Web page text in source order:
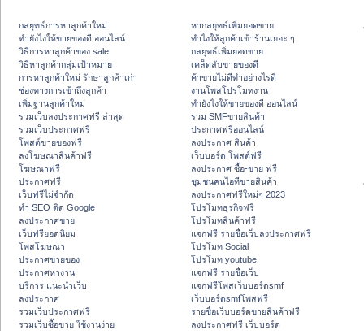
กลยุทธ์การหาลูกค้าใหม่
ทํายังไงให้ขายของดี ออนไลน์
วิธีการหาลูกค้าของ sale
วิธีหาลูกค้ากลุ่มเป้าหมาย
การหาลูกค้าใหม่ รักษาลูกค้าเก่า
ช่องทางการเข้าถึงลูกค้า
เพิ่มฐานลูกค้าใหม่
รวมเว็บลงประกาศฟรี ล่าสุด
รวมเว็บประกาศฟรี
โพสต์ขายของฟรี
ลงโฆษณาสินค้าฟรี
โฆษณาฟรี
ประกาศฟรี
เว็บฟรีไม่จำกัด
ทำ SEO ติด Google
ลงประกาศขาย
เว็บฟรียอดนิยม
โพสโฆษณา
ประกาศขายของ
ประกาศหางาน
บริการ แนะนำเว็บ
ลงประกาศ
รวมเว็บประกาศฟรี
รวมเว็บซื้อขาย ใช้งานง่าย
หากลยุทธ์เพิ่มยอดขาย
ทําไงให้ลูกค้าเข้าร้านเยอะ ๆ
กลยุทธ์เพิ่มยอดขาย
เคล็ดลับขายของดี
ค้าขายไม่ดีทำอย่างไรดี
งานโพสโปรโมทงาน
ทํายังไงให้ขายของดี ออนไลน์
รวม SMFขายสินค้า
ประกาศฟรีออนไลน์
ลงประกาศ สินค้า
เว็บบอร์ด โพสต์ฟรี
ลงประกาศ ซื้อ-ขาย ฟรี
ชุมชนคนไอทีขายสินค้า
ลงประกาศฟรีใหม่ๆ 2023
โปรโมทธุรกิจฟรี
โปรโมทสินค้าฟรี
แจกฟรี รายชื่อเว็บลงประกาศฟรี
โปรโมท Social
โปรโมท youtube
แจกฟรี รายชื่อเว็บ
แจกฟรีโพสเว็บบอร์ดsmf
เว็บบอร์ดsmfโพสฟรี
รายชื่อเว็บบอร์ดขายสินค้าฟรี
ลงประกาศฟรี เว็บบอร์ด